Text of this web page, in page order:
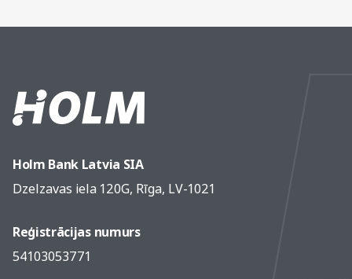
Holm Bank Latvia SIA
Dzelzavas iela 120G, Rīga, LV-1021
Reģistrācijas numurs
54103053771